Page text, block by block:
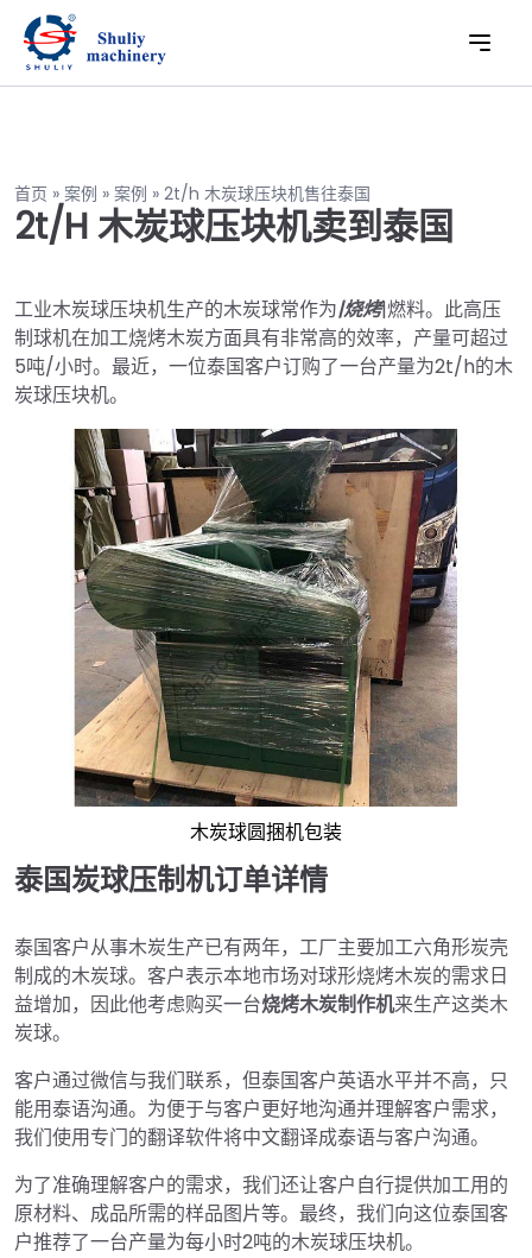
首页 » 案例 » 案例 » 2t/h 木炭球压块机售往泰国
2t/h 木炭球压块机卖到泰国
工业木炭球压块机生产的木炭球常作为|烧烤|燃料。此高压
制球机在加工烧烤木炭方面具有非常高的效率，产量可超过
5吨/小时。最近，一位泰国客户订购了一台产量为2t/h的木
炭球压块机。
木炭球圆捆机包装
泰国炭球压制机订单详情
泰国客户从事木炭生产已有两年，工厂主要加工六角形炭壳
制成的木炭球。客户表示本地市场对球形烧烤木炭的需求日
益增加，因此他考虑购买一台烧烤木炭制作机来生产这类木
炭球。
客户通过微信与我们联系，但泰国客户英语水平并不高，只
能用泰语沟通。为便于与客户更好地沟通并理解客户需求，
我们使用专门的翻译软件将中文翻译成泰语与客户沟通。
为了准确理解客户的需求，我们还让客户自行提供加工用的
原材料、成品所需的样品图片等。最终，我们向这位泰国客
户推荐了一台产量为每小时2吨的木炭球压块机。